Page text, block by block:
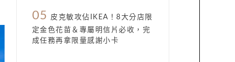
05
皮克敏攻佔IKEA！8大分店限
定金色花苗＆專屬明信片必收，完
成任務再拿限量感謝小卡